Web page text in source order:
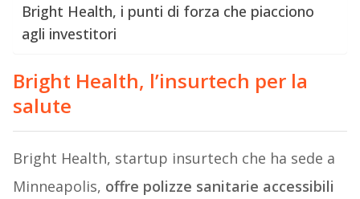
Bright Health, i punti di forza che piacciono
agli investitori
Bright Health, l’insurtech per la
salute
Bright Health, startup insurtech che ha sede a
Minneapolis, offre polizze sanitarie accessibili